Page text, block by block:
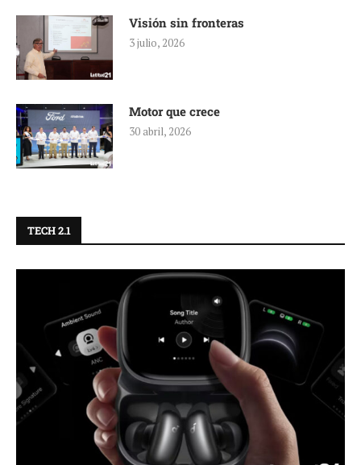
Visión sin fronteras
3 julio, 2026
Motor que crece
30 abril, 2026
TECH 2.1